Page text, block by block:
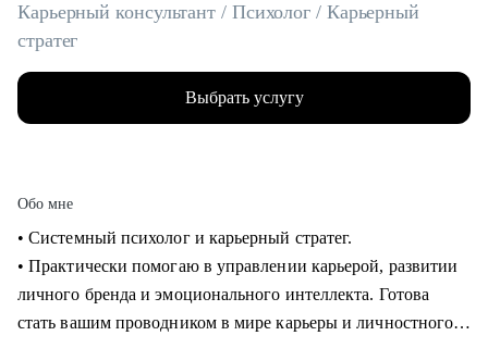
Карьерный консультант / Психолог / Карьерный
стратег
Выбрать услугу
Обо мне
• Системный психолог и карьерный стратег.
• Практически помогаю в управлении карьерой, развитии
личного бренда и эмоционального интеллекта. Готова
стать вашим проводником в мире карьеры и личностного